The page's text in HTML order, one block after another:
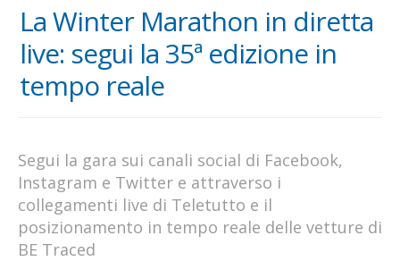
La Winter Marathon in diretta
live: segui la 35ª edizione in
tempo reale
Segui la gara sui canali social di Facebook,
Instagram e Twitter e attraverso i
collegamenti live di Teletutto e il
posizionamento in tempo reale delle vetture di
BE Traced